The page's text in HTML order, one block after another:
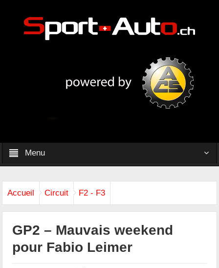
Menu
Accueil Circuit F2 - F3
GP2 – Mauvais weekend
pour Fabio Leimer